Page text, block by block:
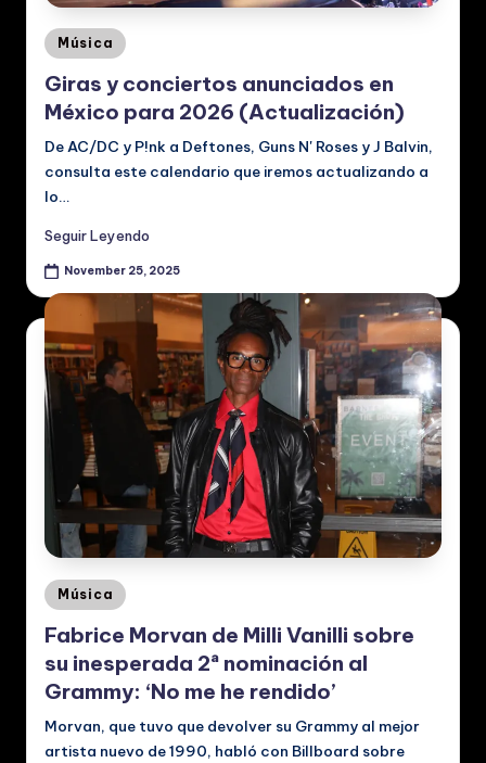
Posted
in
Música
Giras y conciertos anunciados en
México para 2026 (Actualización)
De AC/DC y P!nk a Deftones, Guns N' Roses y J Balvin,
consulta este calendario que iremos actualizando a
lo…
Seguir Leyendo
November 25, 2025
Posted
in
Música
Fabrice Morvan de Milli Vanilli sobre
su inesperada 2ª nominación al
Grammy: ‘No me he rendido’
Morvan, que tuvo que devolver su Grammy al mejor
artista nuevo de 1990, habló con Billboard sobre